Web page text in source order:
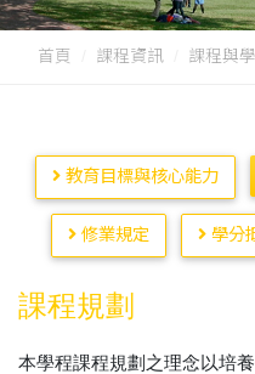
首頁 課程資訊 課程與
教育目標與核心能力
修業規定 學分
課程規劃
本學程課程規劃之理念以培